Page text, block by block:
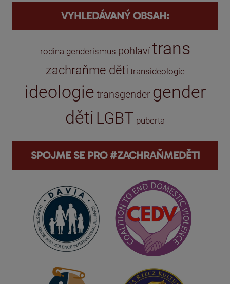
VYHLEDÁVANÝ OBSAH:
rodina genderismus pohlavítrans
zachraňme děti transideologie
ideologie transgender gender
děti LGBT puberta
SPOJME SE PRO #ZACHRAŇMEDĚTI